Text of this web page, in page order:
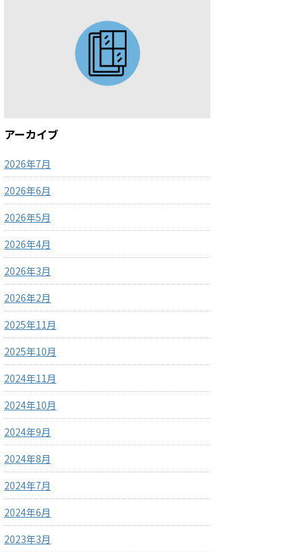
アーカイブ
2026年7月
2026年6月
2026年5月
2026年4月
2026年3月
2026年2月
2025年11月
2025年10月
2024年11月
2024年10月
2024年9月
2024年8月
2024年7月
2024年6月
2023年3月